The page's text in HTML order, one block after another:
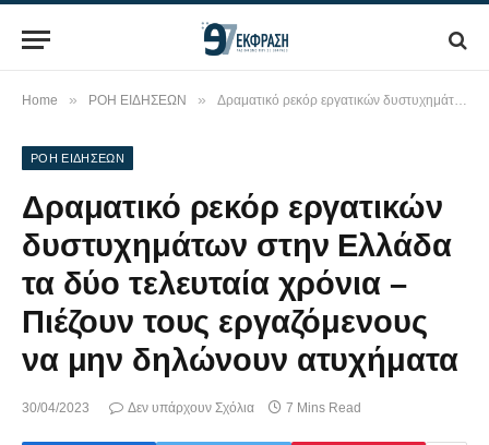
Home » ΡΟΗ ΕΙΔΗΣΕΩΝ » Δραματικό ρεκόρ εργατικών δυστυχημάτων στην Ελλάδα τα δύο τελευταία χρόνια – Πιέζουν τους εργαζόμενους να μην δηλώνουν ατυχήματα
ΡΟΗ ΕΙΔΗΣΕΩΝ
Δραματικό ρεκόρ εργατικών
δυστυχημάτων στην Ελλάδα
τα δύο τελευταία χρόνια –
Πιέζουν τους εργαζόμενους
να μην δηλώνουν ατυχήματα
30/04/2023 Δεν υπάρχουν Σχόλια 7 Mins Read